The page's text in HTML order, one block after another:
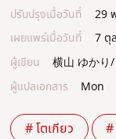
ปรับปรุงเมื่อวันที่
29
เผยแพร่เมื่อวันที่
7 ตุ
ผู้เขียน
横山 ゆかり
ผู้แปลเอกสาร
Mon
# โตเกียว #